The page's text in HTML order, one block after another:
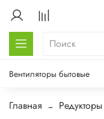
Вентиляторы бытовые
Главная Редукторы